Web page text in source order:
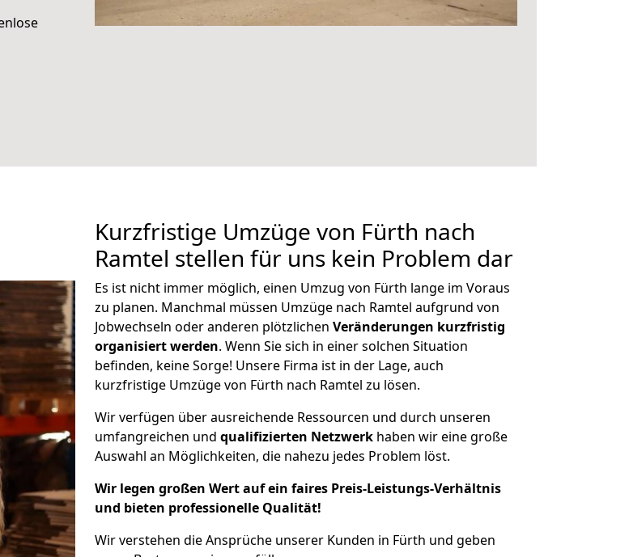
Kurzfristige Umzüge von Fürth nach
Ramtel stellen für uns kein Problem dar
Es ist nicht immer möglich, einen Umzug von Fürth lange im Voraus
zu planen. Manchmal müssen Umzüge nach Ramtel aufgrund von
Jobwechseln oder anderen plötzlichen Veränderungen kurzfristig
organisiert werden. Wenn Sie sich in einer solchen Situation
befinden, keine Sorge! Unsere Firma ist in der Lage, auch
kurzfristige Umzüge von Fürth nach Ramtel zu lösen.
Wir verfügen über ausreichende Ressourcen und durch unseren
umfangreichen und qualifizierten Netzwerk haben wir eine große
Auswahl an Möglichkeiten, die nahezu jedes Problem löst.
Wir legen großen Wert auf ein faires Preis-Leistungs-Verhältnis
und bieten professionelle Qualität!
Wir verstehen die Ansprüche unserer Kunden in Fürth und geben